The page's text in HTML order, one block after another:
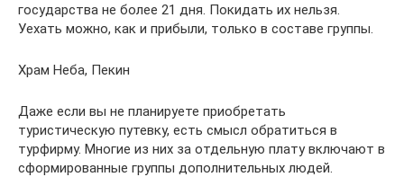
государства не более 21 дня. Покидать их нельзя.
Уехать можно, как и прибыли, только в составе группы.
Храм Неба, Пекин
Даже если вы не планируете приобретать
туристическую путевку, есть смысл обратиться в
турфирму. Многие из них за отдельную плату включают в
сформированные группы дополнительных людей.